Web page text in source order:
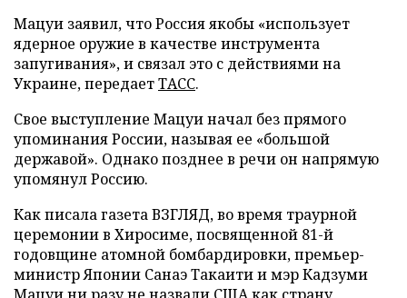
Мацуи заявил, что Россия якобы «использует
ядерное оружие в качестве инструмента
запугивания», и связал это с действиями на
Украине, передаетТАСС.
Свое выступление Мацуи начал без прямого
упоминания России, называя ее «большой
державой». Однако позднее в речи он напрямую
упомянул Россию.
Как писала газета ВЗГЛЯД, во время траурной
церемонии в Хиросиме, посвященной 81-й
годовщине атомной бомбардировки, премьер-
министр Японии Санаэ Такаити и мэр Кадзуми